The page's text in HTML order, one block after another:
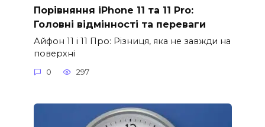
Порівняння iPhone 11 та 11 Pro:
Головні відмінності та переваги
Айфон 11 і 11 Про: Різниця, яка не завжди на
поверхні
0 297